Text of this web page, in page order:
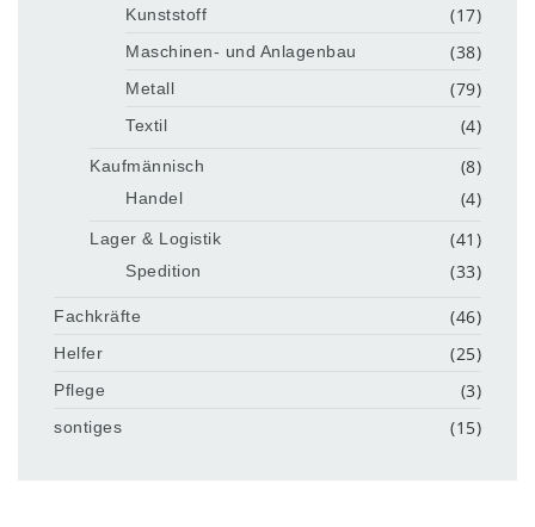
Kunststoff (17)
Maschinen- und Anlagenbau (38)
Metall (79)
Textil (4)
Kaufmännisch (8)
Handel (4)
Lager & Logistik (41)
Spedition (33)
Fachkräfte (46)
Helfer (25)
Pflege (3)
sontiges (15)